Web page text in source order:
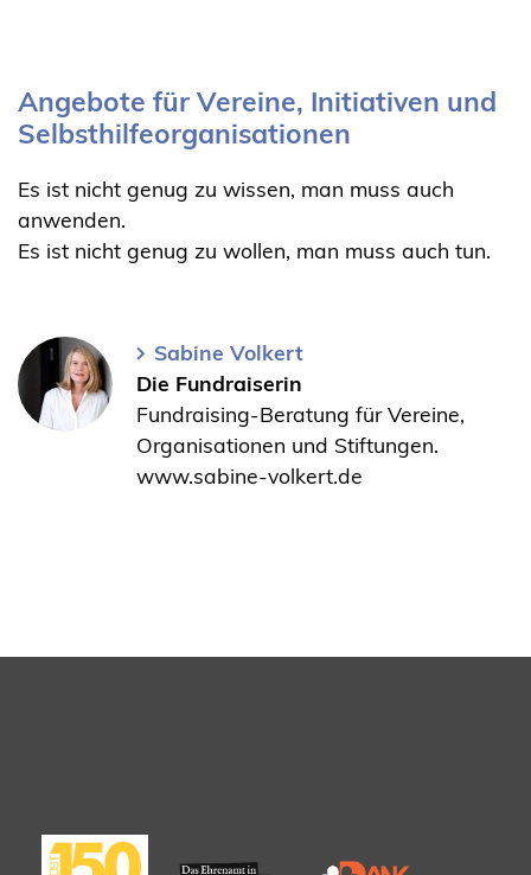
Angebote für Vereine, Initiativen und
Selbsthilfeorganisationen
Es ist nicht genug zu wissen, man muss auch
anwenden.
Es ist nicht genug zu wollen, man muss auch tun.
Sabine Volkert
Die Fundraiserin
Fundraising-Beratung für Vereine,
Organisationen und Stiftungen.
www.sabine-volkert.de